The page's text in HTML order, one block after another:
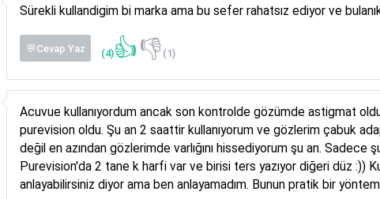
Sürekli kullandigim bi marka ama bu sefer rahatsız ediyor ve
💬Cevap Yaz (4)👍👎 (1)
Acuvue kullanıyordum ancak son kontrolde gözümde astigmat
purevision oldu. Şu an 2 saattir kullanıyorum ve gözlerim çabuk
değil en azından gözlerimde varlığını hissediyorum şu an.
Purevision'da 2 tane k harfi var ve birisi ters yazıyor diğeri düz :))
anlayabilirsiniz diyor ama ben anlayamadım. Bunun pratik bir